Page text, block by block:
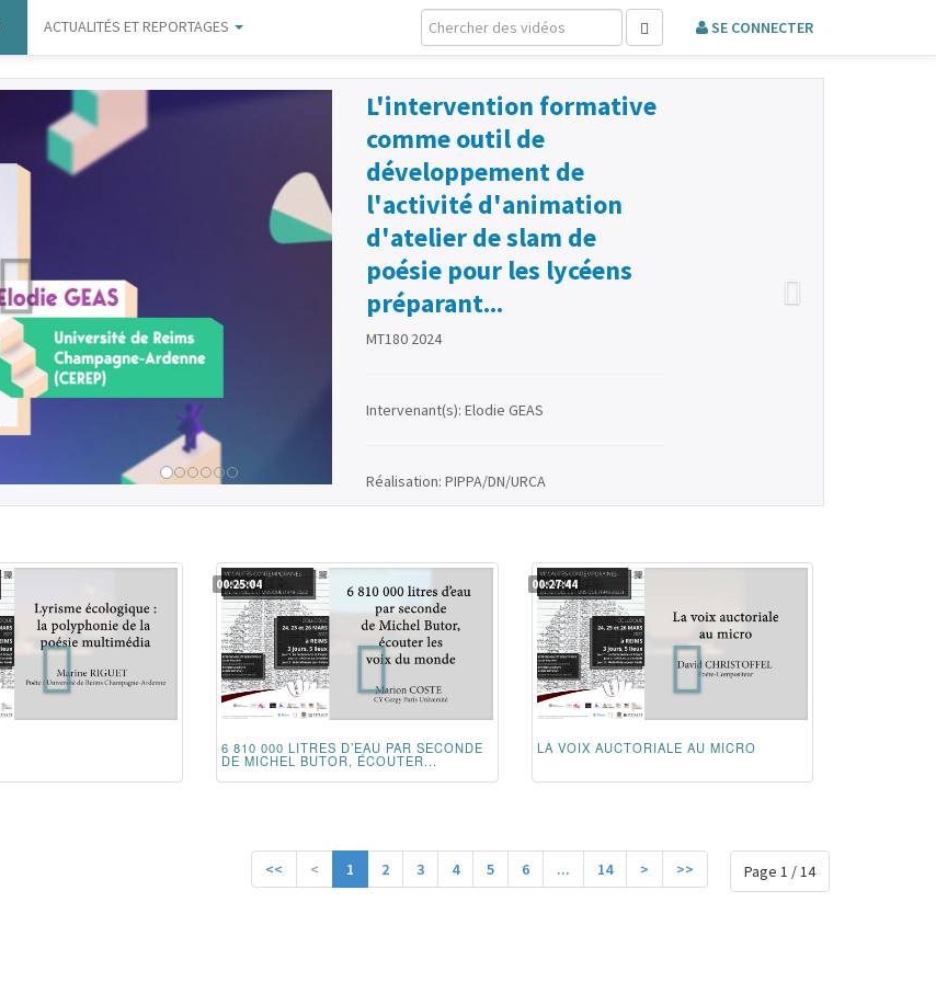
ACTUALITÉS ET REPORTAGES
L'intervention formative
comme outil de
développement de
l'activité d'animation
d'atelier de slam de
poésie pour les lycéens
préparant...
MT180 2024
Intervenant(s): Elodie GEAS
Réalisation: PIPPA/DN/URCA
6 810 000 LITRES D’EAU PAR SECONDE
DE MICHEL BUTOR, ÉCOUTER...
00:25:04
LA VOIX AUCTORIALE AU MICRO
00:27:44
<< < 1 2 3 4 5 6 ... 14 > >> Page 1 / 14